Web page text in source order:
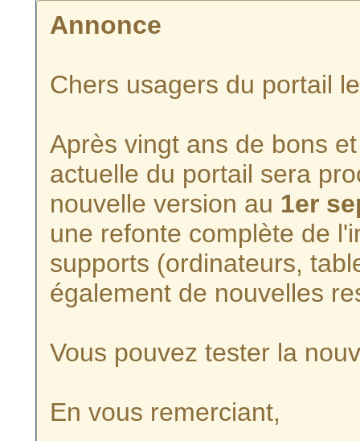
Annonce
Chers usagers du portail
Après vingt ans de bons
actuelle du portail sera
nouvelle version au 1er
une refonte complète de
supports (ordinateurs,
également de nouvelles
Vous pouvez tester la
En vous remerciant,